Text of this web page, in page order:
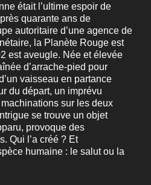
était l’ultime espoir de
quarante ans de
autoritaire d’une agence de
la Planète Rouge est
est aveugle. Née et élevée
d’arrache-pied pour
vaisseau en partance
du départ, un imprévu
sur les deux
se trouve un objet
provoque des
Qui l’a créé ? Et
humaine : le salut ou la